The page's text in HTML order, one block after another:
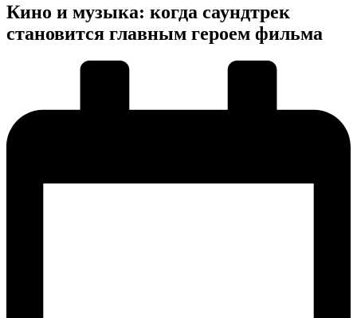
Кино и музыка: когда саундтрек
становится главным героем фильма